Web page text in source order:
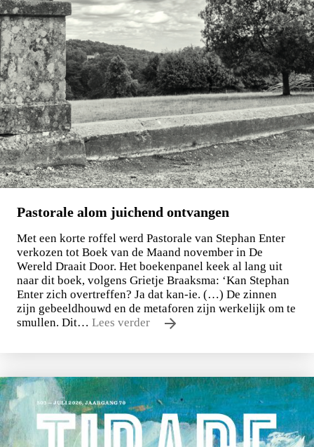
Pastorale alom juichend ontvangen
Met een korte roffel werd Pastorale van Stephan Enter
verkozen tot Boek van de Maand november in De
Wereld Draait Door. Het boekenpanel keek al lang uit
naar dit boek, volgens Grietje Braaksma: ‘Kan Stephan
Enter zich overtreffen? Ja dat kan-ie. (…) De zinnen
zijn gebeeldhouwd en de metaforen zijn werkelijk om te
smullen. Dit… Lees verder